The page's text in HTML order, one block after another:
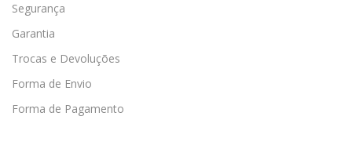
Segurança
Garantia
Trocas e Devoluções
Forma de Envio
Forma de Pagamento